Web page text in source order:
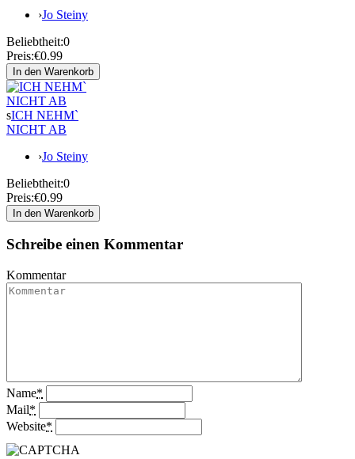
›Jo Steiny
Beliebtheit:0
Preis:€0.99
sICH NEHM`
NICHT AB
›Jo Steiny
Beliebtheit:0
Preis:€0.99
Schreibe einen Kommentar
Kommentar
Name*
Mail*
Website*